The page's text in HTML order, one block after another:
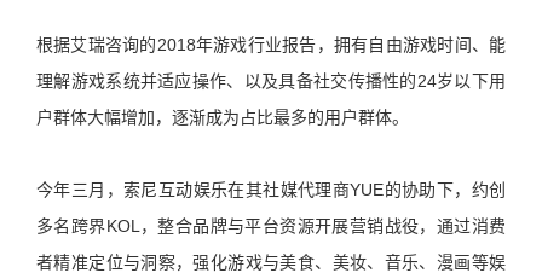
根据艾瑞咨询的2018年游戏行业报告，拥有自由游戏时间、能
理解游戏系统并适应操作、以及具备社交传播性的24岁以下用
户群体大幅增加，逐渐成为占比最多的用户群体。
今年三月，索尼互动娱乐在其社媒代理商YUE的协助下，约创
多名跨界KOL ，整合品牌与平台资源开展营销战役，通过消费
者精准定位与洞察，强化游戏与美食、美妆、音乐、漫画等娱